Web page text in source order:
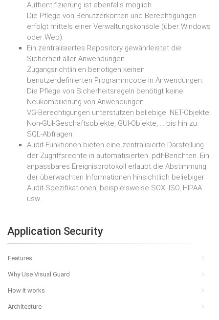
Authentifizierung ist ebenfalls möglich.
Die Pflege von Benutzerkonten und Berechtigungen
erfolgt mittels einer Verwaltungskonsole (über Windows
oder Web).
Ein zentralisiertes Repository gewährleistet die
Sicherheit aller Anwendungen.
Zugangsrichtlinien benötigen keinen
benutzerdefinierten Programmcode in Anwendungen.
Die Pflege von Sicherheitsregeln benötigt keine
Neukompilierung von Anwendungen.
VG-Berechtigungen unterstützen beliebige .NET-Objekte:
Non-GUI-Geschäftsobjekte, GUI-Objekte, … bis hin zu
SQL-Abfragen.
Audit-Funktionen bieten eine zentralisierte Darstellung
der Zugriffsrechte in automatisierten .pdf-Berichten. Ein
anpassbares Ereignisprotokoll erlaubt die Abstimmung
der überwachten Informationen hinsichtlich beliebiger
Audit-Spezifikationen, beispielsweise SOX, ISO, HIPAA
usw.
Application Security
Features
Why Use Visual Guard
How it works
Architecture